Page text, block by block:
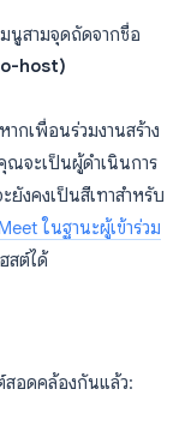
นูสามจุดถัดจากชื่อ
host)
กเพื่อนร่วมงานสร้าง
ณจะเป็นผู้ดำเนินการ
ยังคงเป็นสีเทาสำหรับ
ในฐานะผู้เข้าร่วม
สต์ได้
สอดคล้องกันแล้ว: